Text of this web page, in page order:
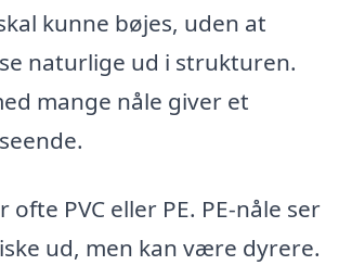
kunne bøjes, uden at
naturlige ud i strukturen.
mange nåle giver et
PVC eller PE. PE-nåle ser
ud, men kan være dyrere.